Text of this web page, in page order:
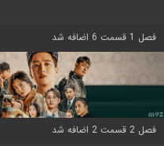
فصل 1 قسمت 6 اضافه شد
فصل 2 قسمت 2 اضافه شد